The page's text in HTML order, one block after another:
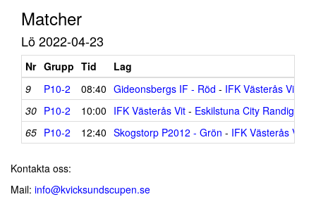
Matcher
Lö 2022-04-23
Nr Grupp Tid Lag
9
P10-2 08:40 Gideonsbergs IF - Röd - IFK Västerås Vit
30 P10-2 10:00 IFK Västerås Vit - Eskilstuna City Randigt
65 P10-2 12:40 Skogstorp P2012 - Grön - IFK Västerås Vit
Kontakta oss:
Mail: info@kvicksundscupen.se